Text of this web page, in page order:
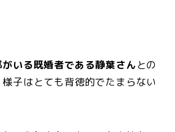
いる既婚者である静葉さんとの
子はとても背徳的でたまらない